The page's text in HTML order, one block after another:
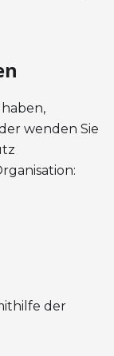
wenden Sie
der